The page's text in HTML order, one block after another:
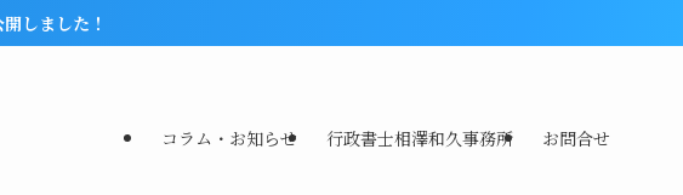
しました！
コラム・お知らせ 行政書士相澤和久事務所 お問合せ